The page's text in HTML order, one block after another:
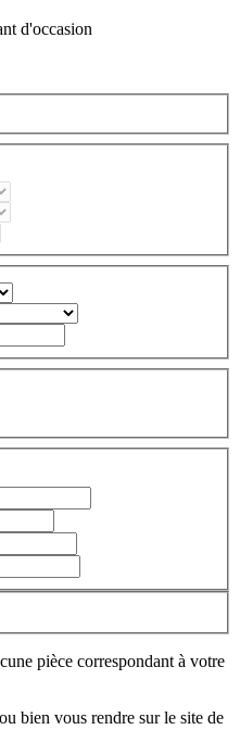
d'occasion
pièce correspondant à votre
bien vous rendre sur le site de